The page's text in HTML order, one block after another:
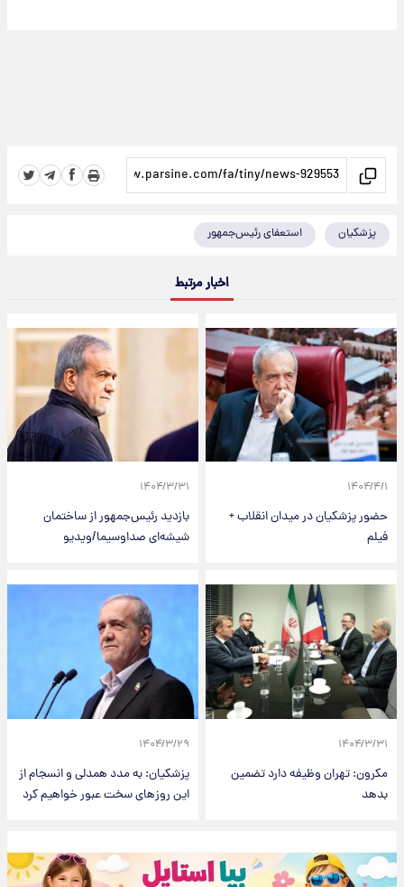
پزشکیان استعفای رئیس‌جمهور
اخبار مرتبط
۱۴۰۴/۴/۱
حضور پزشکیان در میدان انقلاب +
فیلم
۱۴۰۴/۳/۳۱
بازدید رئیس‌جمهور از ساختمان
شیشه‌ای صداوسیما/ویدیو
۱۴۰۴/۳/۳۱
مکرون: تهران وظیفه دارد تضمین‌
بدهد
۱۴۰۴/۳/۲۹
پزشکیان: به مدد همدلی و انسجام از
این روزهای سخت عبور خواهیم کرد